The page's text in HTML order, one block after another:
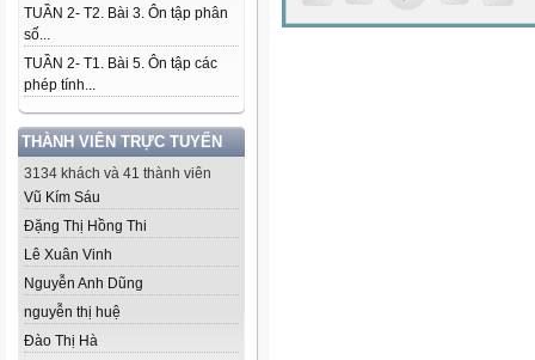
TUẦN 2- T2. Bài 3. Ôn tập phân
số...
TUẦN 2- T1. Bài 5. Ôn tập các
phép tính...
THÀNH VIÊN TRỰC TUYẾN
3134 khách và 41 thành viên
Vũ Kím Sáu
Đặng Thị Hồng Thi
Lê Xuân Vinh
Nguyễn Anh Dũng
nguyễn thị huệ
Đào Thị Hà